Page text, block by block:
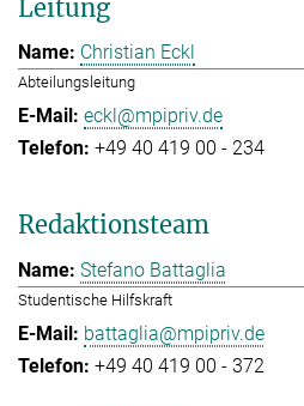
Leitung
Christian Eckl
Abteilungsleitung
eckl@mpipriv.de
+49 40 419 00 - 234
Redaktionsteam
Stefano Battaglia
Studentische Hilfskraft
battaglia@mpipriv.de
+49 40 419 00 - 372